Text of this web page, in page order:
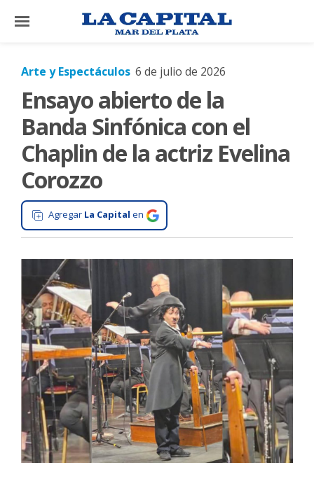
×
El
País
El
Mundo
La
Zona
Cultura
Gastronomía
Salud
Interés
General
La
Ciudad
Deportes
Arte
y
Arte y Espectáculos 6 de julio de 2026
Ensayo abierto de la
Banda Sinfónica con el
Chaplin de la actriz Evelina
Corozzo
Agregar La Capital en